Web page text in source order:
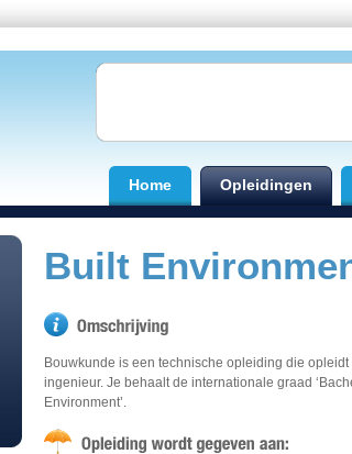
Home Opleidingen
Built
Bouwkunde is een technische opleiding die
ingenieur. Je behaalt de internationale graad
Environment’.